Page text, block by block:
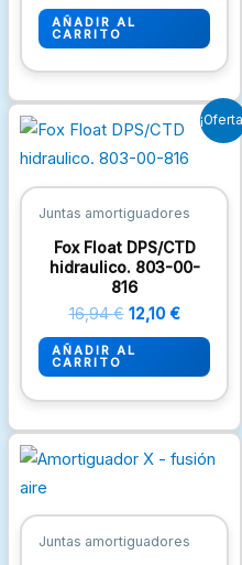
AÑADIR AL
CARRITO
Juntas amortiguadores
Fox Float DPS/CTD
hidraulico. 803-00-
816
16,94€
precio
original
16,94 €.
12,10 €
precio
actual
12,10 €.
AÑADIR AL
CARRITO
Juntas amortiguadores